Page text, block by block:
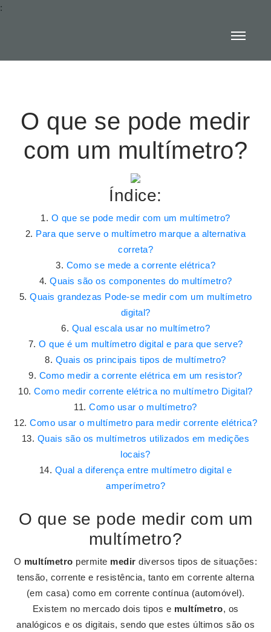
:
O que se pode medir
com um multímetro?
Índice:
O que se pode medir com um multímetro?
Para que serve o multímetro marque a alternativa
correta?
Como se mede a corrente elétrica?
Quais são os componentes do multímetro?
Quais grandezas Pode-se medir com um multímetro
digital?
Qual escala usar no multímetro?
O que é um multímetro digital e para que serve?
Quais os principais tipos de multímetro?
Como medir a corrente elétrica em um resistor?
Como medir corrente elétrica no multímetro Digital?
Como usar o multímetro?
Como usar o multímetro para medir corrente elétrica?
Quais são os multímetros utilizados em medições
locais?
Qual a diferença entre multímetro digital e
amperímetro?
O que se pode medir com um
multímetro?
O multímetro permite medir diversos tipos de situações:
tensão, corrente e resistência, tanto em corrente alterna
(em casa) como em corrente contínua (automóvel).
Existem no mercado dois tipos e multímetro, os
analógicos e os digitais, sendo que estes últimos são os